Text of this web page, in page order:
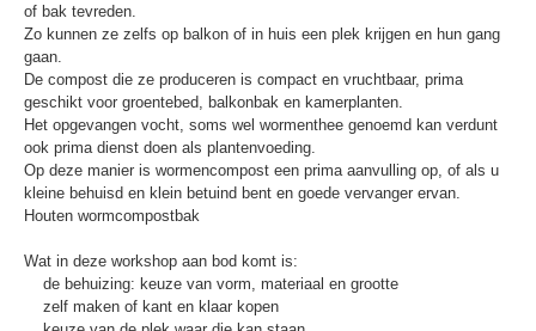
of bak tevreden.
Zo kunnen ze zelfs op balkon of in huis een plek krijgen en hun gang
gaan.
De compost die ze produceren is compact en vruchtbaar, prima
geschikt voor groentebed, balkonbak en kamerplanten.
Het opgevangen vocht, soms wel wormenthee genoemd kan verdunt
ook prima dienst doen als plantenvoeding.
Op deze manier is wormencompost een prima aanvulling op, of als u
kleine behuisd en klein betuind bent en goede vervanger ervan.
Houten wormcompostbak
Wat in deze workshop aan bod komt is:
de behuizing: keuze van vorm, materiaal en grootte
zelf maken of kant en klaar kopen